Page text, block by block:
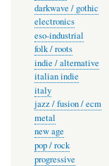
darkwave / gothic
electronics
eso-industrial
folk / roots
indie / alternative
italian indie
italy
jazz / fusion / ecm
metal
new age
pop / rock
progressive